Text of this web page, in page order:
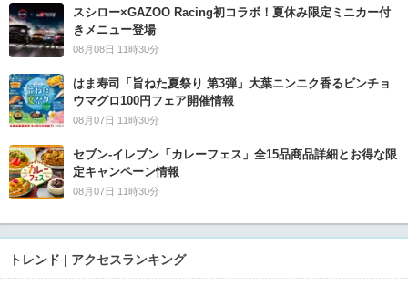
スシロー×GAZOO Racing初コラボ！夏休み限定ミニカー付
きメニュー登場
08月08日 11時30分
はま寿司「旨ねた夏祭り 第3弾」大葉ニンニク香るビンチョ
ウマグロ100円フェア開催情報
08月07日 11時30分
セブン‐イレブン「カレーフェス」全15品商品詳細とお得な限
定キャンペーン情報
08月07日 11時30分
トレンド | アクセスランキング